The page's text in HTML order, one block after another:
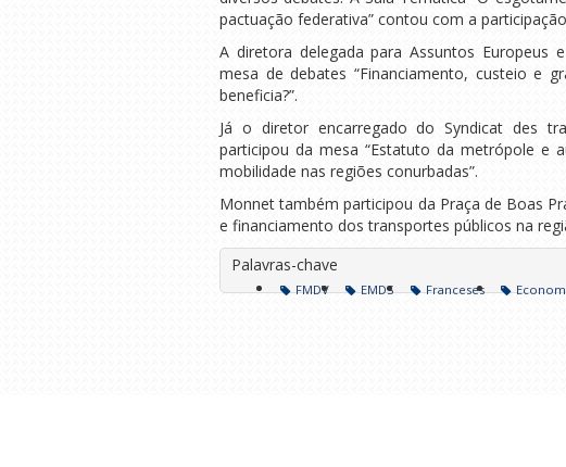
pactuação federativa” contou com a
A diretora delegada para Assuntos Europeus
mesa de debates “Financiamento, custeio e
beneficia?”.
Já o diretor encarregado do Syndicat des
participou da mesa “Estatuto da metrópole e
mobilidade nas regiões conurbadas”.
Monnet também participou da Praça de Boas
e financiamento dos transportes públicos na
Palavras-chave
FMDV EMDS Franceses